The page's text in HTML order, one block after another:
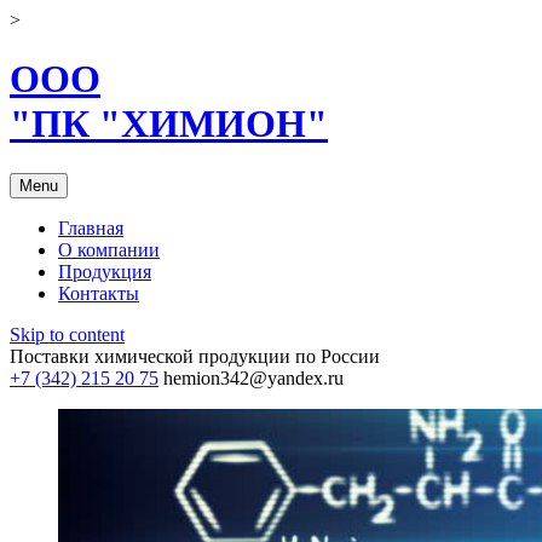
>
ООО
"ПК "ХИМИОН"
Menu
Главная
О компании
Продукция
Контакты
Skip to content
Поставки химической продукции по России
+7 (342) 215 20 75 hemion342@yandex.ru